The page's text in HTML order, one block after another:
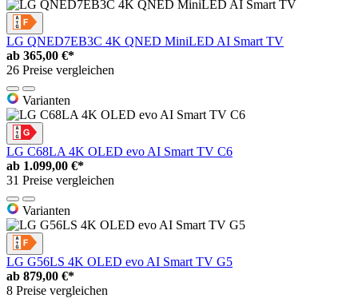
LG QNED7EB3C 4K QNED MiniLED AI Smart TV
ab 365,00 €*
26 Preise vergleichen
Varianten
LG C68LA 4K OLED evo AI Smart TV C6
ab 1.099,00 €*
31 Preise vergleichen
Varianten
LG G56LS 4K OLED evo AI Smart TV G5
ab 879,00 €*
8 Preise vergleichen